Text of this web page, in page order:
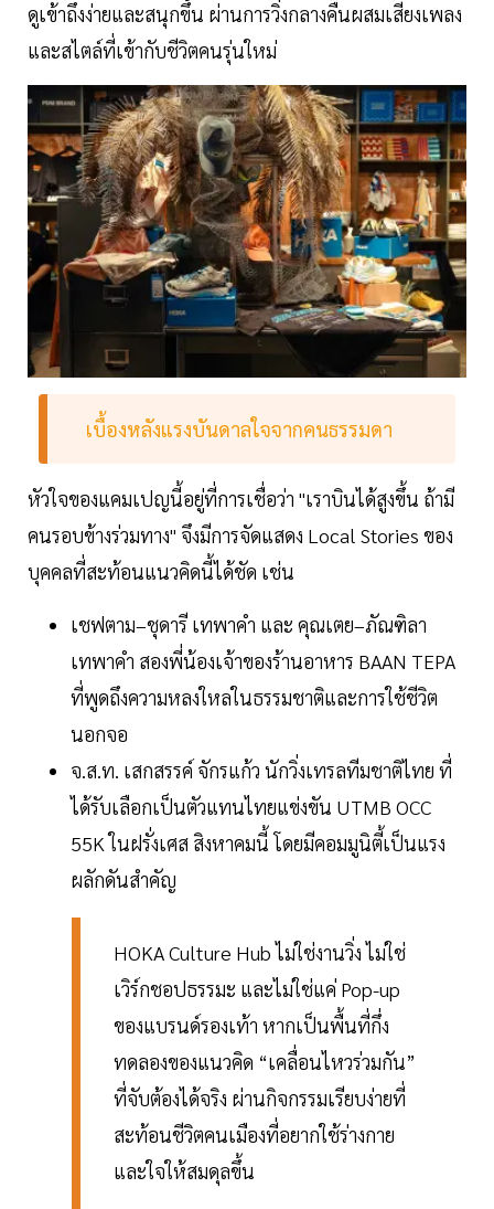
ดูเข้าถึงง่ายและสนุกขึ้น ผ่านการวิ่งกลางคืนผสมเสียงเพลง
และสไตล์ที่เข้ากับชีวิตคนรุ่นใหม่
เบื้องหลังแรงบันดาลใจจากคนธรรมดา
หัวใจของแคมเปญนี้อยู่ที่การเชื่อว่า "เราบินได้สูงขึ้น ถ้ามี
คนรอบข้างร่วมทาง" จึงมีการจัดแสดง Local Stories ของ
บุคคลที่สะท้อนแนวคิดนี้ได้ชัด เช่น
เชฟตาม–ชุดารี เทพาคำ และ คุณเตย–ภัณฑิลา
เทพาคำ สองพี่น้องเจ้าของร้านอาหาร BAAN TEPA
ที่พูดถึงความหลงใหลในธรรมชาติและการใช้ชีวิต
นอกจอ
จ.ส.ท. เสกสรรค์ จักรแก้ว นักวิ่งเทรลทีมชาติไทย ที่
ได้รับเลือกเป็นตัวแทนไทยแข่งขัน UTMB OCC
55K ในฝรั่งเศส สิงหาคมนี้ โดยมีคอมมูนิตี้เป็นแรง
ผลักดันสำคัญ
HOKA Culture Hub ไม่ใช่งานวิ่ง ไม่ใช่
เวิร์กชอปธรรมะ และไม่ใช่แค่ Pop-up
ของแบรนด์รองเท้า หากเป็นพื้นที่กึ่ง
ทดลองของแนวคิด “เคลื่อนไหวร่วมกัน”
ที่จับต้องได้จริง ผ่านกิจกรรมเรียบง่ายที่
สะท้อนชีวิตคนเมืองที่อยากใช้ร่างกาย
และใจให้สมดุลขึ้น